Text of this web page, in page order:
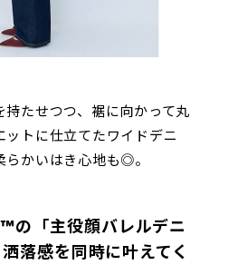
たせつつ、裾に向かって丸
トに仕立てたワイドデニ
かいはき心地も◎。
「主役顔バレルデニ
落感を同時に叶えてく